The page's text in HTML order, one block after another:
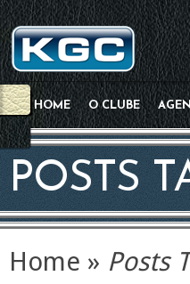
HOME O CLUBE
POSTS
Home » Posts